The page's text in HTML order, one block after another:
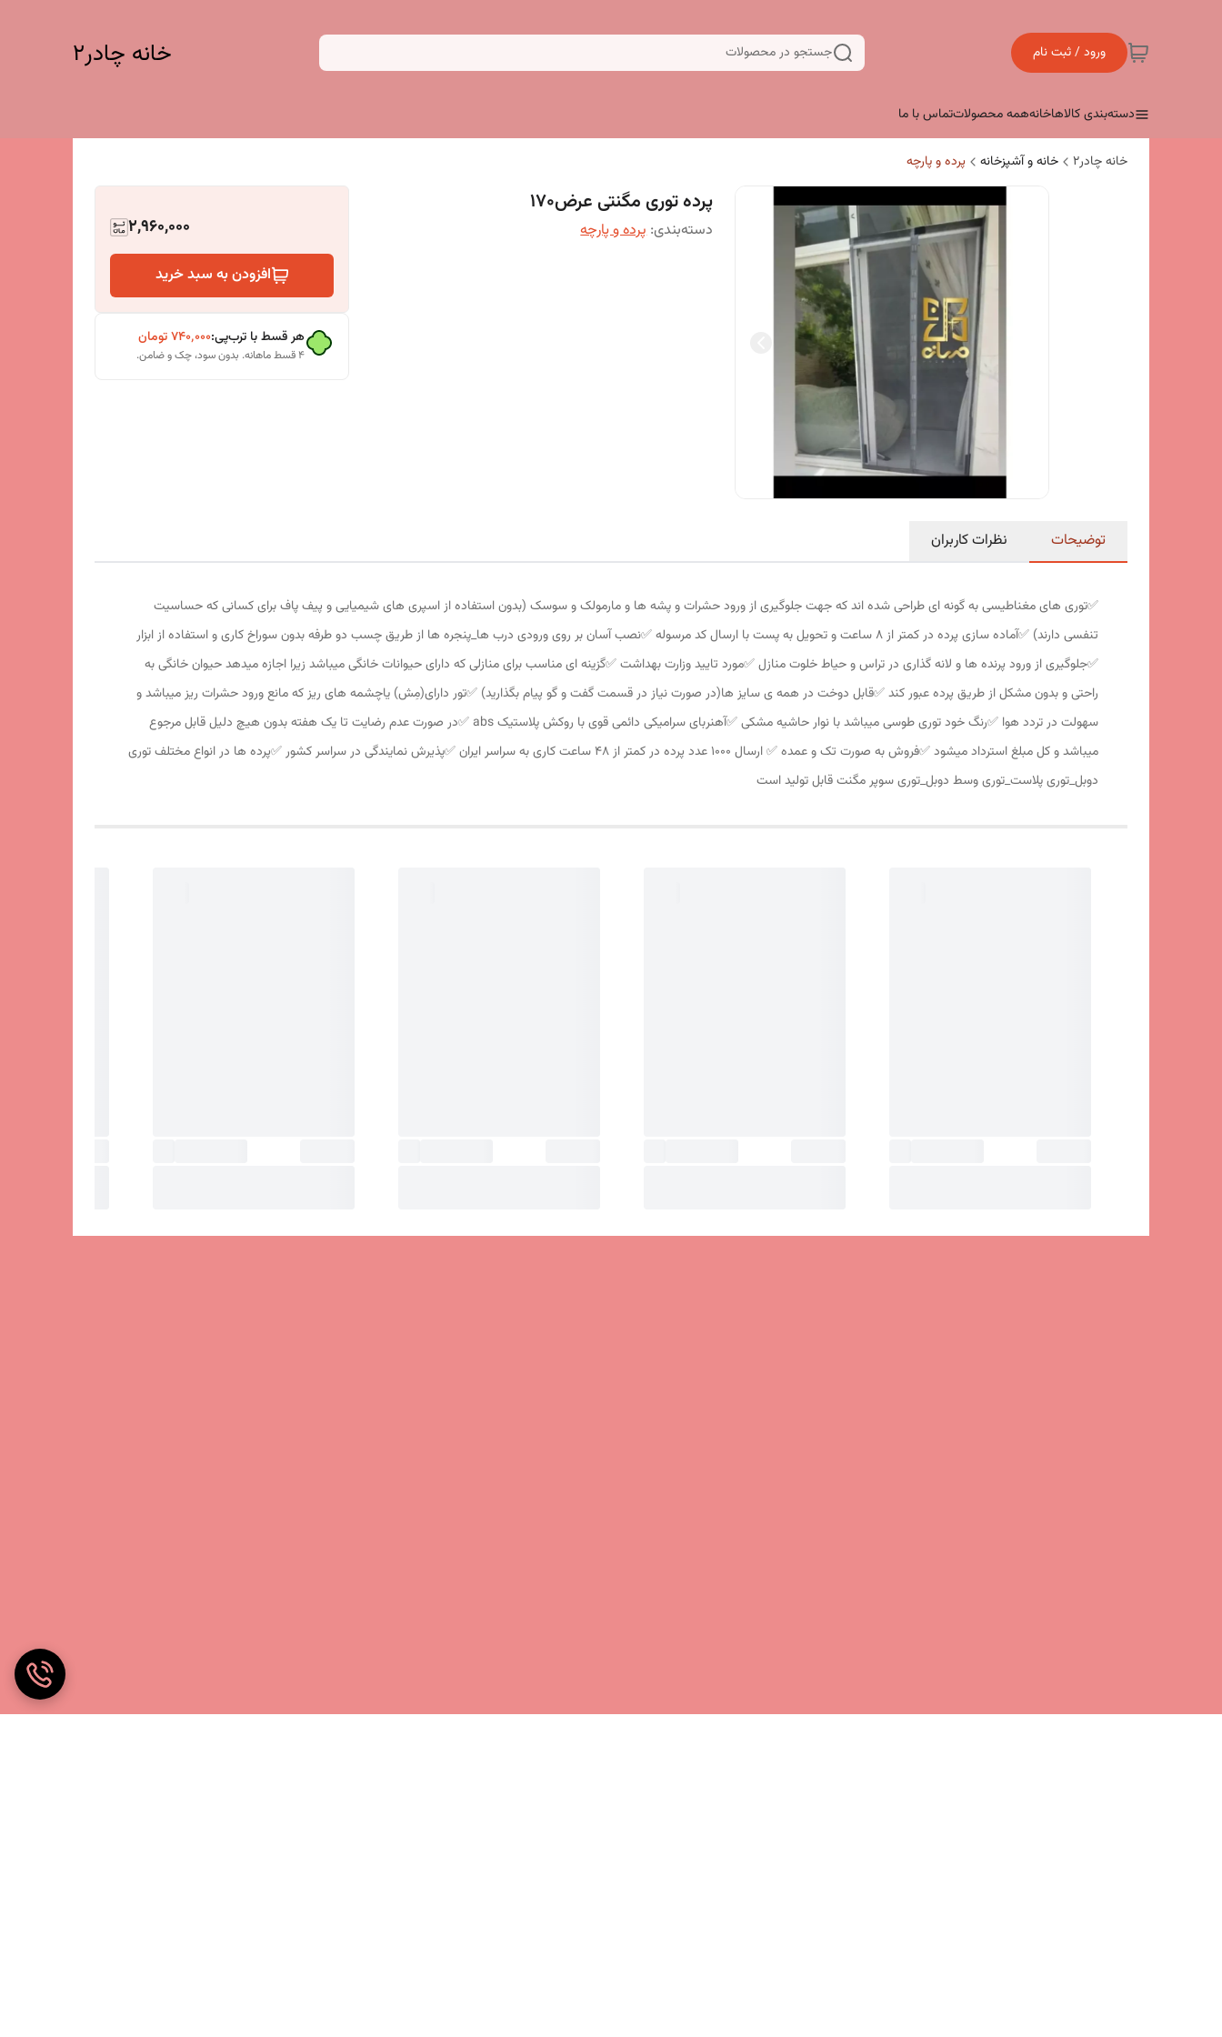
ورود / ثبت نام جستجو در محصولات خانه چادر۲
دسته‌بندی کالاهاخانههمه محصولاتتماس با ما
خانه چادر۲ خانه و آشپزخانه پرده و پارچه
پرده توری مگنتی عرض170
دسته‌بندی:پرده و پارچه 2,960,000
افزودن به سبد خرید
هر قسط با ترب‌پی:۷۴۰٬۰۰۰تومان
۴ قسط ماهانه. بدون سود، چک و ضامن.
توضیحات نظرات کاربران
✅️توری های مغناطیسی به گونه ای طراحی شده اند که جهت جلوگیری از ورود حشرات و پشه ها و مارمولک و سوسک (بدون استفاده از اسپری های شیمیایی و پیف پاف برای کسانی که حساسیت
تنفسی دارند) ✅️آماده سازی پرده در کمتر از 8 ساعت و تحویل به پست با ارسال کد مرسوله ✅️نصب آسان بر روی ورودی درب ها_پنجره ها از طریق چسب دو طرفه بدون سوراخ کاری و استفاده از ابزار
✅️جلوگیری از ورود پرنده ها و لانه گذاری در تراس و حیاط خلوت منازل ✅️مورد تایید وزارت بهداشت ✅️گزینه ای مناسب برای منازلی که دارای حیوانات خانگی میباشد زیرا اجازه میدهد حیوان خانگی به
راحتی و بدون مشکل از طریق پرده عبور کند ✅️قابل دوخت در همه ی سایز ها(در صورت نیاز در قسمت گفت و گو پیام بگذارید) ✅️تور دارای(مِش) یاچشمه های ریز که مانع ورود حشرات ریز میباشد و
سهولت در تردد هوا ✅️رنگ خود توری طوسی میباشد با نوار حاشیه مشکی ✅️آهنربای سرامیکی دائمی قوی با روکش پلاستیک abs ✅️در صورت عدم رضایت تا یک هفته بدون هیچ دلیل قابل مرجوع
میباشد و کل مبلغ استرداد میشود ✅️فروش به صورت تک و عمده ✅️ ارسال 1000 عدد پرده در کمتر از 48 ساعت کاری به سراسر ایران ✅️پذیرش نمایندگی در سراسر کشور ✅️پرده ها در انواع مختلف توری
دوبل_توری پلاست_توری وسط دوبل_توری سوپر مگنت قابل تولید است